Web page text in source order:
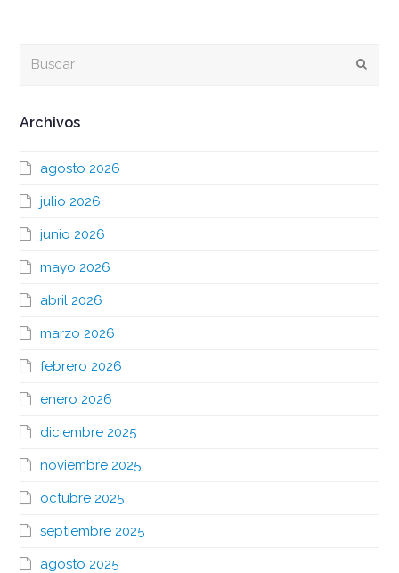
Archivos
agosto 2026
julio 2026
junio 2026
mayo 2026
abril 2026
marzo 2026
febrero 2026
enero 2026
diciembre 2025
noviembre 2025
octubre 2025
septiembre 2025
agosto 2025